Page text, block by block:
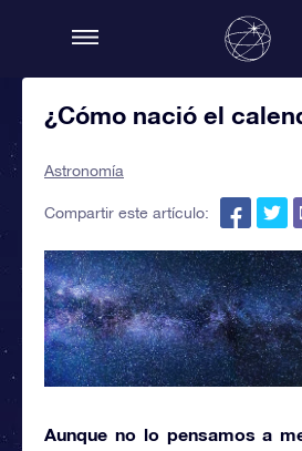
¿Cómo nació el
Astronomía
Compartir este artículo:
Aunque no lo pensamos a